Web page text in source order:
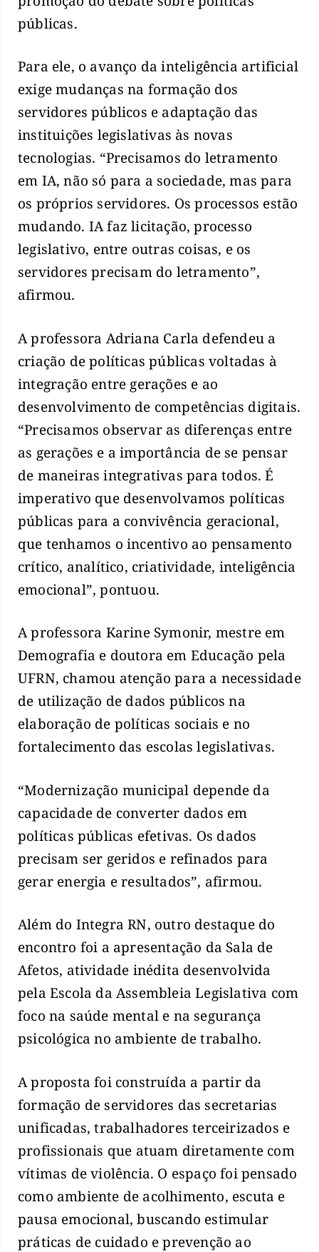
públicas.
Para ele, o avanço da inteligência artificial
exige mudanças na formação dos
servidores públicos e adaptação das
instituições legislativas às novas
tecnologias. “Precisamos do letramento
em IA, não só para a sociedade, mas para
os próprios servidores. Os processos estão
mudando. IA faz licitação, processo
legislativo, entre outras coisas, e os
servidores precisam do letramento”,
afirmou.
A professora Adriana Carla defendeu a
criação de políticas públicas voltadas à
integração entre gerações e ao
desenvolvimento de competências digitais.
“Precisamos observar as diferenças entre
as gerações e a importância de se pensar
de maneiras integrativas para todos. É
imperativo que desenvolvamos políticas
públicas para a convivência geracional,
que tenhamos o incentivo ao pensamento
crítico, analítico, criatividade, inteligência
emocional”, pontuou.
A professora Karine Symonir, mestre em
Demografia e doutora em Educação pela
UFRN, chamou atenção para a necessidade
de utilização de dados públicos na
elaboração de políticas sociais e no
fortalecimento das escolas legislativas.
“Modernização municipal depende da
capacidade de converter dados em
políticas públicas efetivas. Os dados
precisam ser geridos e refinados para
gerar energia e resultados”, afirmou.
Além do Integra RN, outro destaque do
encontro foi a apresentação da Sala de
Afetos, atividade inédita desenvolvida
pela Escola da Assembleia Legislativa com
foco na saúde mental e na segurança
psicológica no ambiente de trabalho.
A proposta foi construída a partir da
formação de servidores das secretarias
unificadas, trabalhadores terceirizados e
profissionais que atuam diretamente com
vítimas de violência. O espaço foi pensado
como ambiente de acolhimento, escuta e
pausa emocional, buscando estimular
práticas de cuidado e prevenção ao